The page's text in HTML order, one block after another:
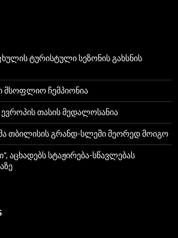
ტურისტული სეზონის გახსნის
ჩემპიონია
თასის მედალოსანია
თბილისის გრანდ-სლემი მეორედ მოიგო
აცხადებს სტაჟირება-სწავლებას